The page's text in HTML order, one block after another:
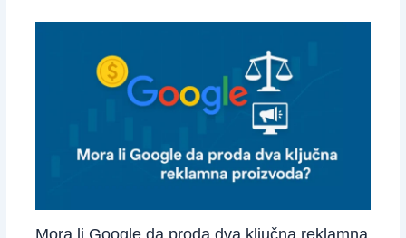
Mora li Google da proda dva ključna reklamna